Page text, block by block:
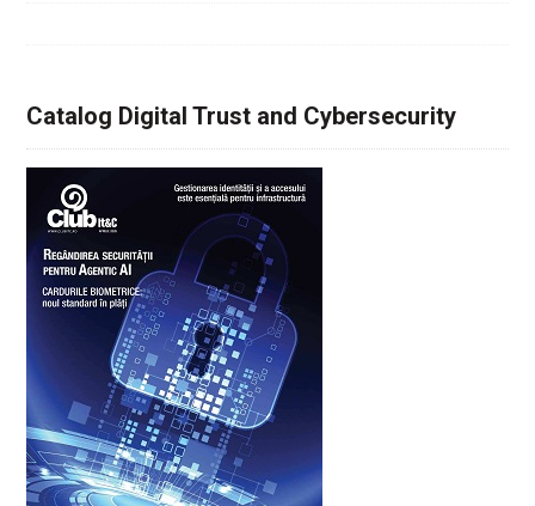
Catalog Digital Trust and Cybersecurity